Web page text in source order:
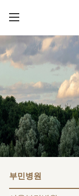
로그인
회원가입
부민병원그룹소개
비전과
부민스토리
이사장소개
HI
HSS
글로벌
얼라이언스
연혁
조직도
부민병원그룹소식
사회공헌
후원안내
언론보도
건강토크
입찰공고
부민병원
40주년
역사관
병원/
센터
서울부민병원
부산부민병원
해운대부민병원
프레스티지
KOR
ENG
RUS
부민병원